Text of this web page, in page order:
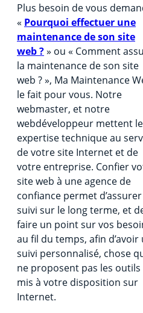
Plus besoin de vous
« Pourquoi effectuer une
maintenance de son site
web ?» ou « Comment
la maintenance de son site
web ? », Ma Maintenance
le fait pour vous. Notre
webmaster, et notre
webdéveloppeur mettent
expertise technique au
de votre site Internet et de
votre entreprise. Confier
site web à une agence de
confiance permet
suivi sur le long terme, et
faire un point sur vos
au fil du temps, afin d’avoir
suivi personnalisé, chose
ne proposent pas les outils
mis à votre disposition sur
Internet.